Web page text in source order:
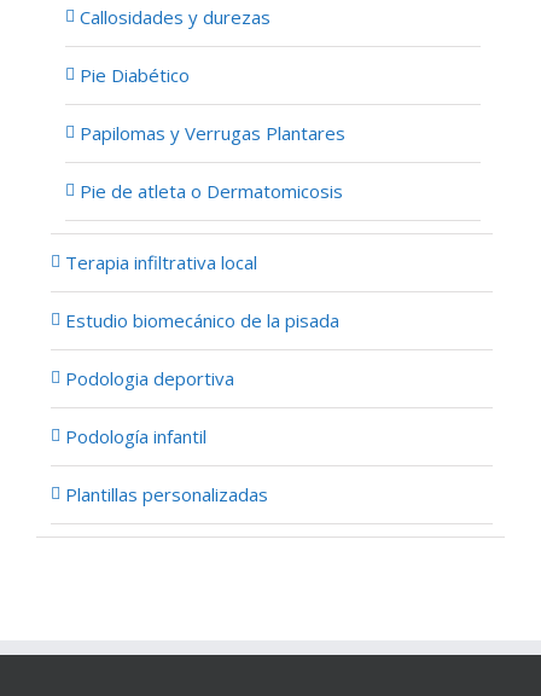
Callosidades y durezas
Pie Diabético
Papilomas y Verrugas Plantares
Pie de atleta o Dermatomicosis
Terapia infiltrativa local
Estudio biomecánico de la pisada
Podologia deportiva
Podología infantil
Plantillas personalizadas